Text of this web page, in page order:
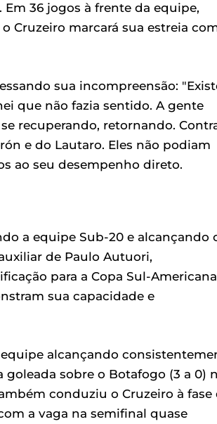
36 jogos à frente da equipe,
Cruzeiro marcará sua estreia
sua incompreensão:
que não fazia sentido. A gente
recuperando, retornando.
e do Lautaro. Eles não podiam
ao seu desempenho direto.
a equipe Sub-20 e alcançando
de Paulo Autuori,
para a Copa Sul-
sua capacidade e
alcançando
sobre o Botafogo (3 a 0)
conduziu o Cruzeiro à fase
a vaga na semifinal quase